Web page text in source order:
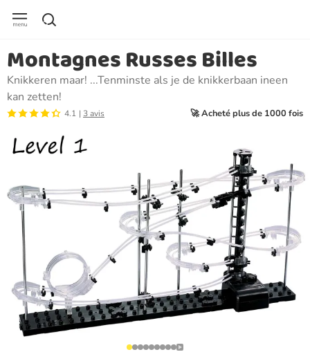
Montagnes Russes Billes
Knikkeren maar! ...Tenminste als je de knikkerbaan ineen
kan zetten!
4.1 3 avis 🚀 Acheté plus de 1000 fois